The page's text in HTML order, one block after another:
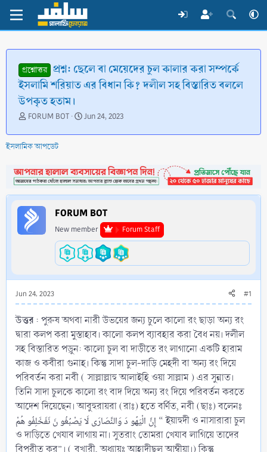
প্রশ্নোত্তর প্রশ্ন: ছেলে বা মেয়েদের চুল কালার করা সম্পর্কে
ইসলামি শরিয়াত এর বিধান কি? দলীল সহ বিস্তারিত বললে
উপকৃত হতাম।
T
r
e
d
s
t
a
r
t
FORUM BOT
S
a
d
a
t
e
Jun 24, 2023
ইসলামিক আপডেট
FORUM BOT
New member Forum Staff
Jun 24, 2023 #1
উত্তর : পুরুষ অথবা নারী উভয়ের জন্য চুলে কালো রং ছাড়া অন্য রং
দ্বারা কলপ করা মুস্তাহাব। কালো কলপ ব্যাবহার করা বৈধ নয়। দলীল
সহ বিস্তারিত পড়ুন: কালো চুল বা দাড়ীতে রং লাগানো একটি হারাম
কাজ ও কবীরা গুনাহ। কিন্তু সাদা চুল-দাড়ি মেহদী বা অন্য রং দিয়ে
পরিবর্তন করা নবী ( সাল্লাল্লাহু আলাইহি ওয়া সাল্লাম ) এর সুন্নাত।
তিনি সাদা চুলকে কালো রং বাদ দিয়ে অন্য রং দিয়ে পরিবর্তন করতে
আদেশ দিয়েছেন। আবুহুরায়রা (রাঃ) হতে বর্ণিত, নবী (ছাঃ) বলেনঃ
إِنَّ الْيَهُو دَ وَالنَّصَارَى لَا يَصْبُغُو نَ نَفَخَلِفُو هُمْ “ ইয়াহুদী ও নাসারারা চুল
ও দাড়িতে খেযাব লাগায় না। সুতরাং তোমরা খেযাব লাগিয়ে তাদের